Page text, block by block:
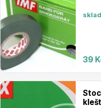
Vřesovištní rostliny
Vánoční stromky v
39